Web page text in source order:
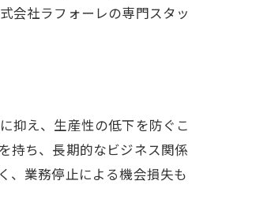
会社ラフォーレの専門スタッ
抑え、生産性の低下を防ぐこ
持ち、長期的なビジネス関係
、業務停止による機会損失も